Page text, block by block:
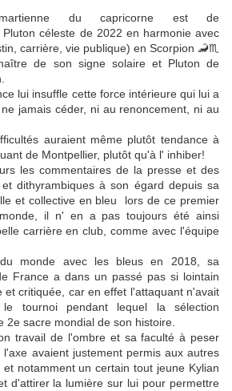
du capricorne est de
céleste de 2022 en harmonie avec
carrière, vie publique) en Scorpion 🦂♏
de son signe solaire et Pluton de
lui insuffle cette force intérieure qui lui a
jamais céder, ni au renoncement, ni au
auraient même plutôt tendance à
de Montpellier, plutôt qu'à l' inhiber!
les commentaires de la presse et des
dithyrambiques à son égard depuis sa
et collective en bleu lors de ce premier
il n' en a pas toujours été ainsi
carrière en club, comme avec l'équipe
monde avec les bleus en 2018, sa
France a dans un passé pas si lointain
et critiquée, car en effet l'attaquant n'avait
tournoi pendant lequel la sélection
2e sacre mondial de son histoire.
travail de l'ombre et sa faculté à peser
avaient justement permis aux autres
notamment un certain tout jeune Kylian
d'attirer la lumière sur lui pour permettre